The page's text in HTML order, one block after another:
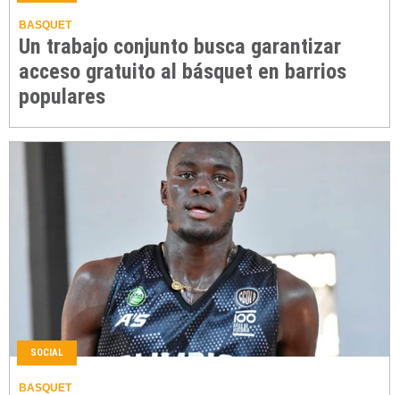
BASQUET
Un trabajo conjunto busca garantizar
acceso gratuito al básquet en barrios
populares
SOCIAL
BASQUET